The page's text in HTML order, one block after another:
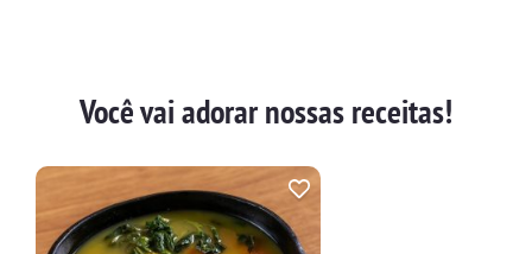
Você vai adorar nossas receitas!